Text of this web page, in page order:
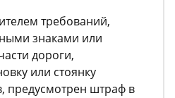
требований,
знаками или
дороги,
или стоянку
предусмотрен штраф в